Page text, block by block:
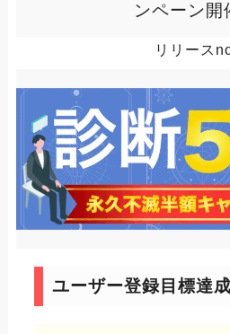
ンペーン開
リリース
ユーザー登録目標達